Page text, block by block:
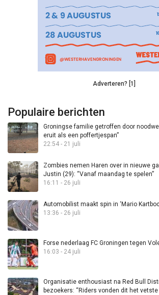
Adverteren? [1]
Populaire berichten
Groningse familie getroffen door
eruit als een poffertjespan”
22:54 - 21 juli
Zombies nemen Haren over in nieuwe
Justin (29): “Vanaf maandag te spelen”
16:11 - 26 juli
Automobilist maakt spin in ‘Mario
13:36 - 26 juli
Forse nederlaag FC Groningen tegen
16:03 - 24 juli
Organisatie enthousiast na Red Bull
bezoekers: “Riders vonden dit het